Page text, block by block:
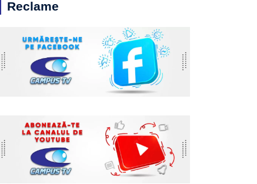
Reclame